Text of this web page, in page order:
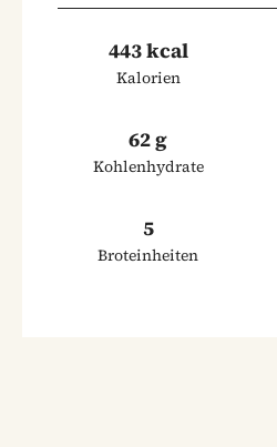
443 kcal
Kalorien
62 g
Kohlenhydrate
5
Broteinheiten